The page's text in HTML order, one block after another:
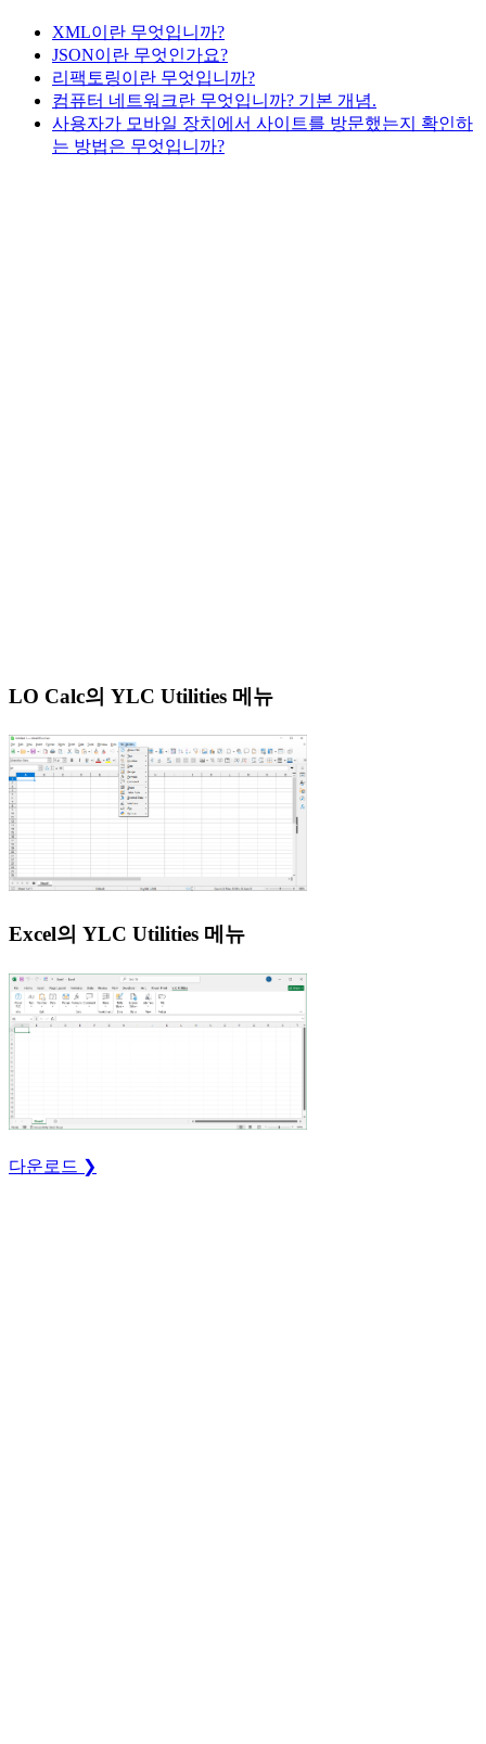
XML이란 무엇입니까?
JSON이란 무엇인가요?
리팩토링이란 무엇입니까?
컴퓨터 네트워크란 무엇입니까? 기본 개념.
사용자가 모바일 장치에서 사이트를 방문했는지 확인하
는 방법은 무엇입니까?
LO Calc의 YLC Utilities 메뉴
Excel의 YLC Utilities 메뉴
다운로드 ❯